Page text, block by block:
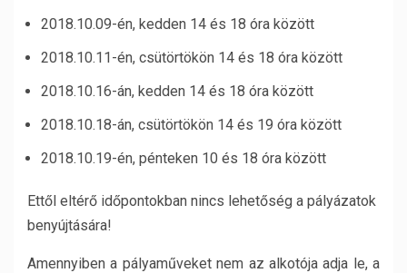
2018.10.09-én, kedden 14 és 18 óra között
2018.10.11-én, csütörtökön 14 és 18 óra között
2018.10.16-án, kedden 14 és 18 óra között
2018.10.18-án, csütörtökön 14 és 19 óra között
2018.10.19-én, pénteken 10 és 18 óra között
Ettől eltérő időpontokban nincs lehetőség a pályázatok
benyújtására!
Amennyiben a pályaműveket nem az alkotója adja le, a